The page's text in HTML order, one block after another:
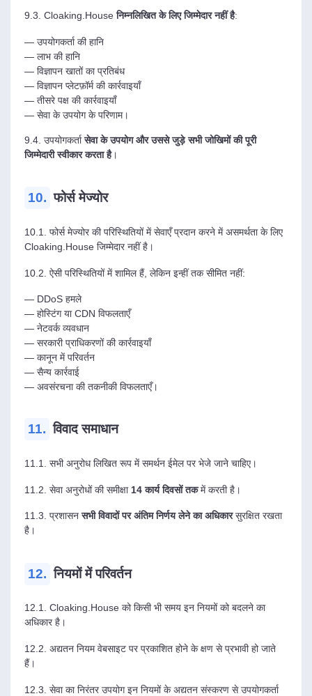
9.3. Cloaking.Houseनिम्नलिखित के लिए जिम्मेदार नहीं है:
— उपयोगकर्ता की हानि
— लाभ की हानि
— विज्ञापन खातों का प्रतिबंध
— विज्ञापन प्लेटफ़ॉर्म की कार्रवाइयाँ
— तीसरे पक्ष की कार्रवाइयाँ
— सेवा के उपयोग के परिणाम।
9.4. उपयोगकर्तासेवा के उपयोग और उससे जुड़े सभी जोखिमों की पूरी
जिम्मेदारी स्वीकार करता है।
10. फोर्स मेज्योर
10.1. फोर्स मेज्योर की परिस्थितियों में सेवाएँ प्रदान करने में असमर्थता के लिए
Cloaking.House जिम्मेदार नहीं है।
10.2. ऐसी परिस्थितियों में शामिल हैं, लेकिन इन्हीं तक सीमित नहीं:
— DDoS हमले
— होस्टिंग या CDN विफलताएँ
— नेटवर्क व्यवधान
— सरकारी प्राधिकरणों की कार्रवाइयाँ
— कानून में परिवर्तन
— सैन्य कार्रवाई
— अवसंरचना की तकनीकी विफलताएँ।
11. विवाद समाधान
11.1. सभी अनुरोध लिखित रूप में समर्थन ईमेल पर भेजे जाने चाहिए।
11.2. सेवा अनुरोधों की समीक्षा 14 कार्य दिवसों तकमें करती है।
11.3. प्रशासनसभी विवादों पर अंतिम निर्णय लेने का अधिकारसुरक्षित रखता
है।
12. नियमों में परिवर्तन
12.1. Cloaking.House को किसी भी समय इन नियमों को बदलने का
अधिकार है।
12.2. अद्यतन नियम वेबसाइट पर प्रकाशित होने के क्षण से प्रभावी हो जाते
हैं।
12.3. सेवा का निरंतर उपयोग इन नियमों के अद्यतन संस्करण से उपयोगकर्ता